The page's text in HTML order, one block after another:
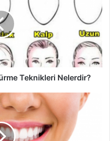
Teknikleri Nelerdir?